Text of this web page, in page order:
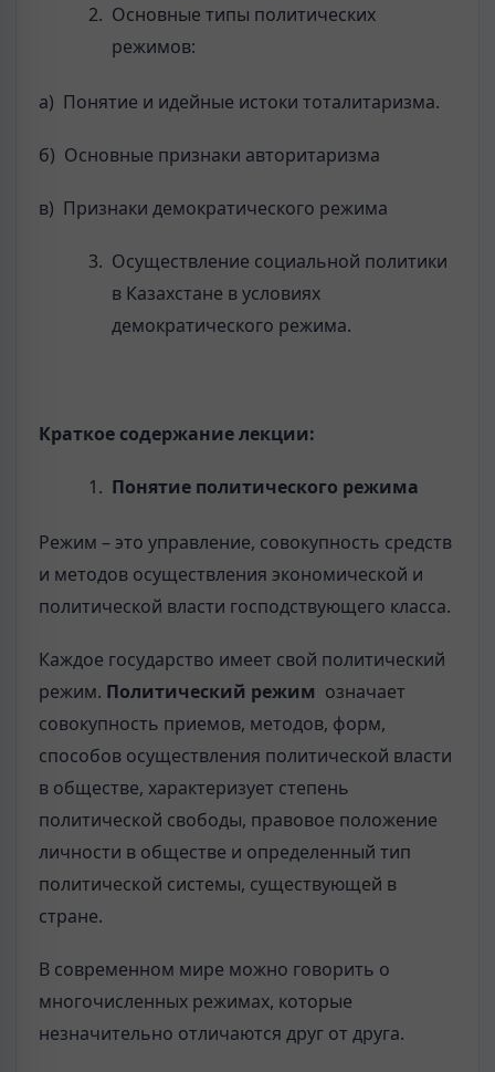
Основные типы политических
режимов:
а) Понятие и идейные истоки тоталитаризма.
б) Основные признаки авторитаризма
в) Признаки демократического режима
Осуществление социальной политики
в Казахстане в условиях
демократического режима.
Краткое содержаниелекции:
Понятие политического режима
Режим – это управление, совокупность средств
и методов осуществления экономической и
политической власти господствующего класса.
Каждое государство имеет свой политический
режим. Политический режим означает
совокупность приемов, методов, форм,
способов осуществления политической власти
в обществе, характеризует степень
политической свободы, правовое положение
личности в обществе и определенный тип
политической системы, существующей в
стране.
В современном мире можно говорить о
многочисленных режимах, которые
незначительно отличаются друг от друга.